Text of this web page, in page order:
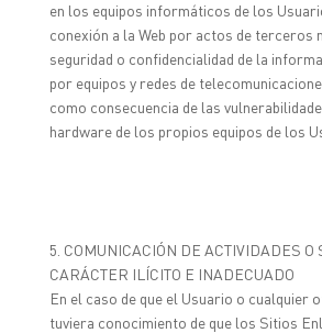
en los equipos informáticos de los
conexión a la Web por actos de terceros
seguridad o confidencialidad de la
por equipos y redes de
como consecuencia de las
hardware de los propios equipos de los
5. COMUNICACIÓN DE ACTIVIDADES O
CARÁCTER ILÍCITO E INADECUADO
En el caso de que el Usuario o cualquier
tuviera conocimiento de que los Sitios